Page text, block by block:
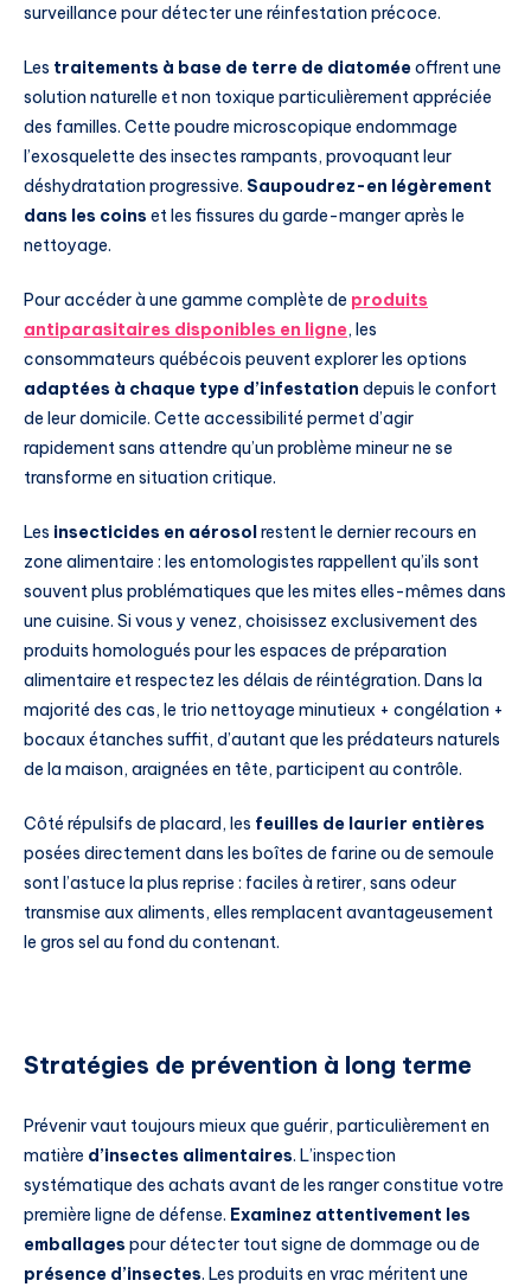
surveillance pour détecter une réinfestation précoce.
Les traitements à base de terre de diatoméeoffrent une
solution naturelle et non toxique particulièrement appréciée
des familles. Cette poudre microscopique endommage
l’exosquelette des insectes rampants, provoquant leur
déshydratation progressive. Saupoudrez-en légèrement
dans les coins et les fissures du garde-manger après le
nettoyage.
Pour accéder à une gamme complète de produits
antiparasitaires disponibles en ligne, les
consommateurs québécois peuvent explorer les options
adaptées à chaque type d’infestation depuis le confort
de leur domicile. Cette accessibilité permet d’agir
rapidement sans attendre qu’un problème mineur ne se
transforme en situation critique.
Les insecticides en aérosolrestent le dernier recours en
zone alimentaire : les entomologistes rappellent qu’ils sont
souvent plus problématiques que les mites elles-mêmes dans
une cuisine. Si vous y venez, choisissez exclusivement des
produits homologués pour les espaces de préparation
alimentaire et respectez les délais de réintégration. Dans la
majorité des cas, le trio nettoyage minutieux + congélation +
bocaux étanches suffit, d’autant que les prédateurs naturels
de la maison, araignées en tête, participent au contrôle.
Côté répulsifs de placard, les feuilles de laurier entières
posées directement dans les boîtes de farine ou de semoule
sont l’astuce la plus reprise : faciles à retirer, sans odeur
transmise aux aliments, elles remplacent avantageusement
le gros sel au fond du contenant.
Stratégies de prévention à long terme
Prévenir vaut toujours mieux que guérir, particulièrement en
matière d’insectes alimentaires. L’inspection
systématique des achats avant de les ranger constitue votre
première ligne de défense. Examinez attentivement les
emballages pour détecter tout signe de dommage ou de
présence d’insectes. Les produits en vrac méritent une